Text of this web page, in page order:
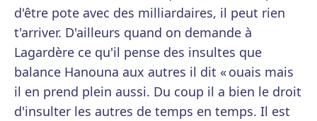
d'être pote avec des milliardaires, il peut rien
t'arriver. D'ailleurs quand on demande à
Lagardère ce qu'il pense des insultes que
balance Hanouna aux autres il dit « ouais mais
il en prend plein aussi. Du coup il a bien le droit
d'insulter les autres de temps en temps. Il est